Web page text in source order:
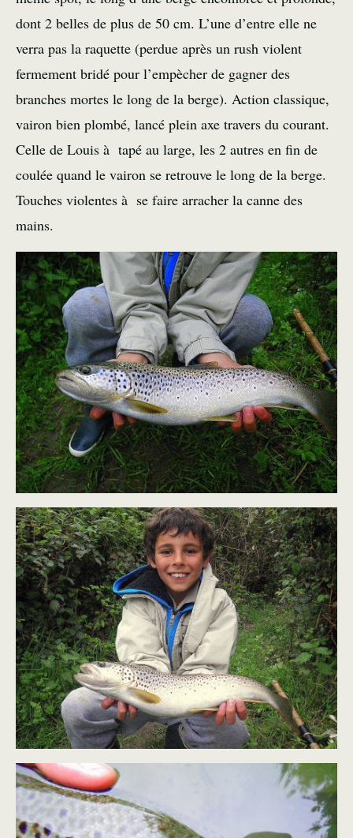
dont 2 belles de plus de 50 cm. L’une d’entre elle ne
verra pas la raquette (perdue après un rush violent
fermement bridé pour l’empècher de gagner des
branches mortes le long de la berge). Action classique,
vairon bien plombé, lancé plein axe travers du courant.
Celle de Louis à tapé au large, les 2 autres en fin de
coulée quand le vairon se retrouve le long de la berge.
Touches violentes à se faire arracher la canne des
mains.